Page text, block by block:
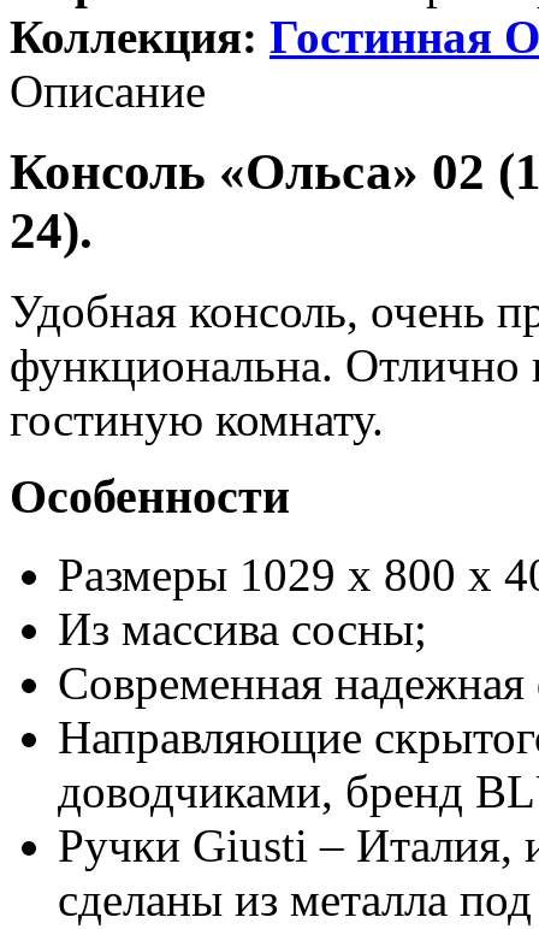
Коллекция: Гостинная
Описание
Консоль «Ольса» 02
24).
Удобная консоль, очень
функциональна. Отлично
гостиную комнату.
Особенности
Размеры 1029 х 800 х
Из массива сосны;
Современная
Направляющие
доводчиками, бренд
Ручки Giusti – Италия,
сделаны из металла